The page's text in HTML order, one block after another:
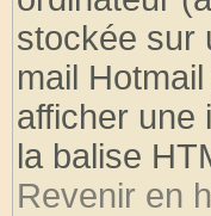
stockée sur
mail
afficher une
la balise
Revenir en